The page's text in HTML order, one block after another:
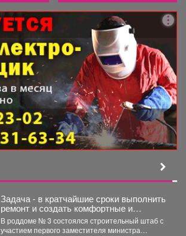
Задача - в кратчайшие сроки выполнить
ремонт и создать комфортные и
безопасные условия для будущих мам
и новорождённых.
В роддоме № 3 состоялся строительный штаб с
участием первого заместителя министра